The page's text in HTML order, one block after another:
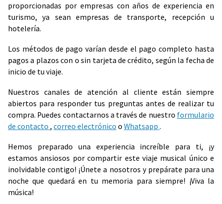
proporcionadas por empresas con años de experiencia en
turismo, ya sean empresas de transporte, recepción u
hotelería.
Los métodos de pago varían desde el pago completo hasta
pagos a plazos con o sin tarjeta de crédito, según la fecha de
inicio de tu viaje.
Nuestros canales de atención al cliente están siempre
abiertos para responder tus preguntas antes de realizar tu
compra. Puedes contactarnos a través de nuestro formulario
de contacto , correo electrónico o Whatsapp .
Hemos preparado una experiencia increíble para ti, ¡y
estamos ansiosos por compartir este viaje musical único e
inolvidable contigo! ¡Únete a nosotros y prepárate para una
noche que quedará en tu memoria para siempre! ¡Viva la
música!